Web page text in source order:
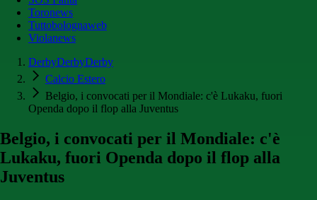
Toronews
Tuttobolognaweb
Violanews
DerbyDerbyDerby
Calcio Estero
Belgio, i convocati per il Mondiale: c'è Lukaku, fuori
Openda dopo il flop alla Juventus
Belgio, i convocati per il Mondiale: c'è
Lukaku, fuori Openda dopo il flop alla
Juventus